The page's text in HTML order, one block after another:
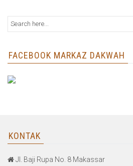
FACEBOOK MARKAZ DAKWAH
KONTAK
Jl. Baji Rupa No. 8 Makassar